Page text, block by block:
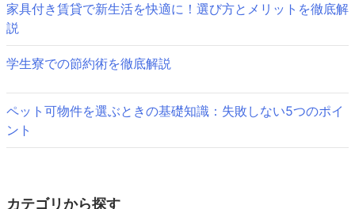
家具付き賃貸で新生活を快適に！選び方とメリットを徹底解
説
学生寮での節約術を徹底解説
ペット可物件を選ぶときの基礎知識：失敗しない5つのポイ
ント
カテゴリから探す